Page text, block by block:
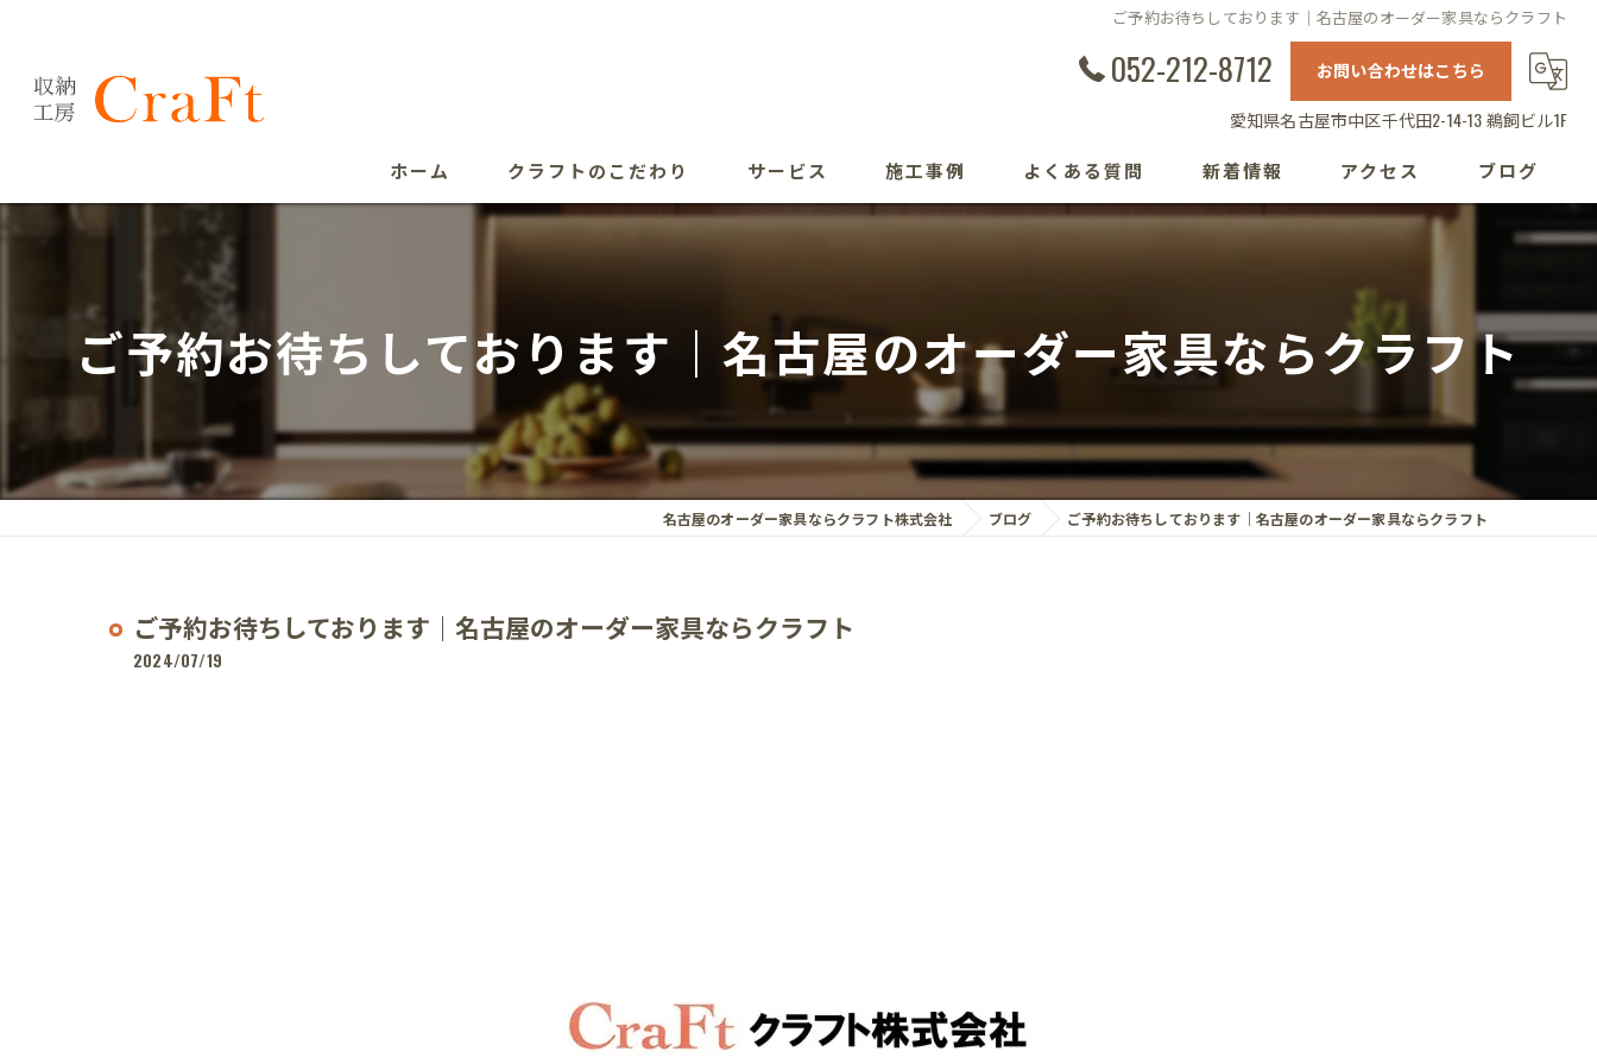
ご予約お待ちしております｜名古屋のオーダー家具ならクラフト
052-212-8712
お問い合わせはこちら
愛知県名古屋市中区千代田2-14-13 鵜飼ビル1F
ホーム クラフトのこだわり サービス 施工事例 よくある質問 新着情報 アクセス ブログ
ご予約お待ちしております｜名古屋のオーダー家具ならクラフト
名古屋のオーダー家具ならクラフト株式会社 ブログ ご予約お待ちしております｜名古屋のオーダー家具ならクラフト
ご予約お待ちしております｜名古屋のオーダー家具ならクラフト
2024/07/19